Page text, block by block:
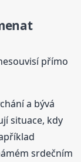
přímo
a bývá
situace, kdy
srdečním